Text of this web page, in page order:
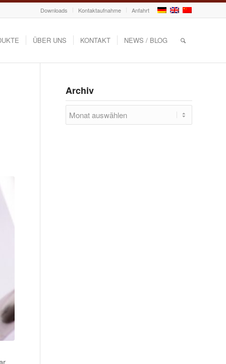
Downloads Kontaktaufnahme Anfahrt
ÜBER UNS KONTAKT NEWS / BLOG
Archiv